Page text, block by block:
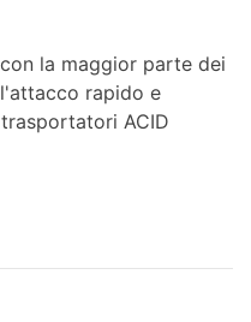
la maggior parte dei
rapido e
ACID